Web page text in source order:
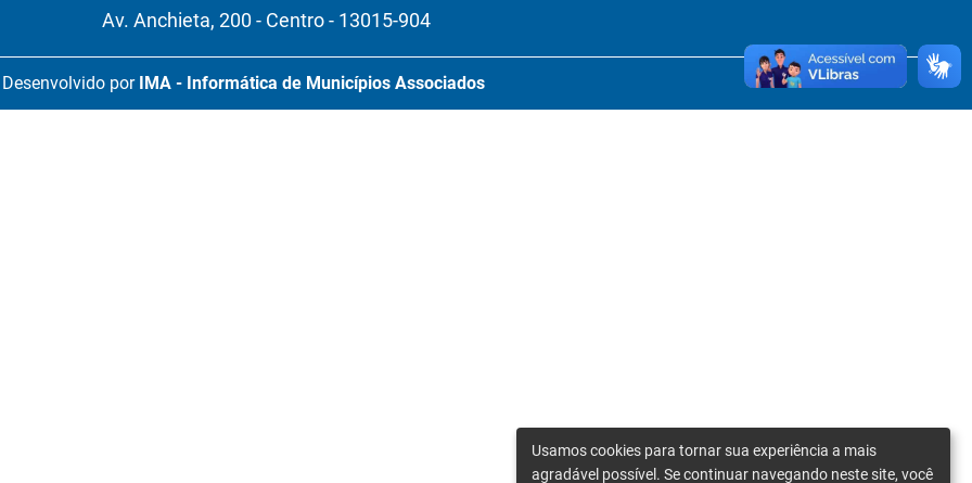
Av. Anchieta, 200 - Centro - 13015-904
Desenvolvido por IMA - Informática de Municípios Associados
Usamos cookies para tornar sua experiência a mais
agradável possível. Se continuar navegando neste site, você